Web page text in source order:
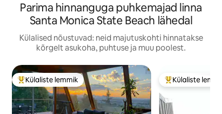
Parima hinnanguga puhkemajad linna
Santa Monica State Beach lähedal
Külalised nõustuvad: neid majutuskohti hinnatakse
kõrgelt asukoha, puhtuse ja muu poolest.
Külaliste suur lemmik
Külaliste lemmik Külaliste suur
Külaliste